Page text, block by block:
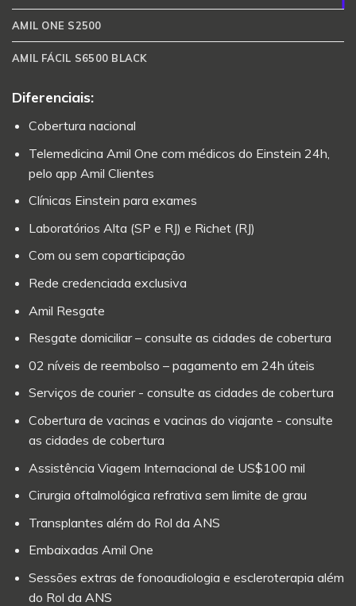
AMIL ONE S2500
AMIL FÁCIL S6500 BLACK
Diferenciais:
Cobertura nacional
Telemedicina Amil One com médicos do Einstein 24h,
pelo app Amil Clientes
Clínicas Einstein para exames
Laboratórios Alta (SP e RJ) e Richet (RJ)
Com ou sem coparticipação
Rede credenciada exclusiva
Amil Resgate
Resgate domiciliar – consulte as cidades de cobertura
02 níveis de reembolso – pagamento em 24h úteis
Serviços de courier - consulte as cidades de cobertura
Cobertura de vacinas e vacinas do viajante - consulte
as cidades de cobertura
Assistência Viagem Internacional de US$100 mil
Cirurgia oftalmológica refrativa sem limite de grau
Transplantes além do Rol da ANS
Embaixadas Amil One
Sessões extras de fonoaudiologia e escleroterapia além
do Rol da ANS